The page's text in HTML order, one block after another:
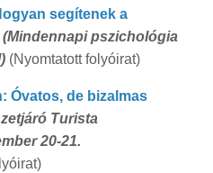
segítenek a
(Mindennapi pszichológia
(Nyomtatott folyóirat)
Óvatos, de bizalmas
Turista
20-21.